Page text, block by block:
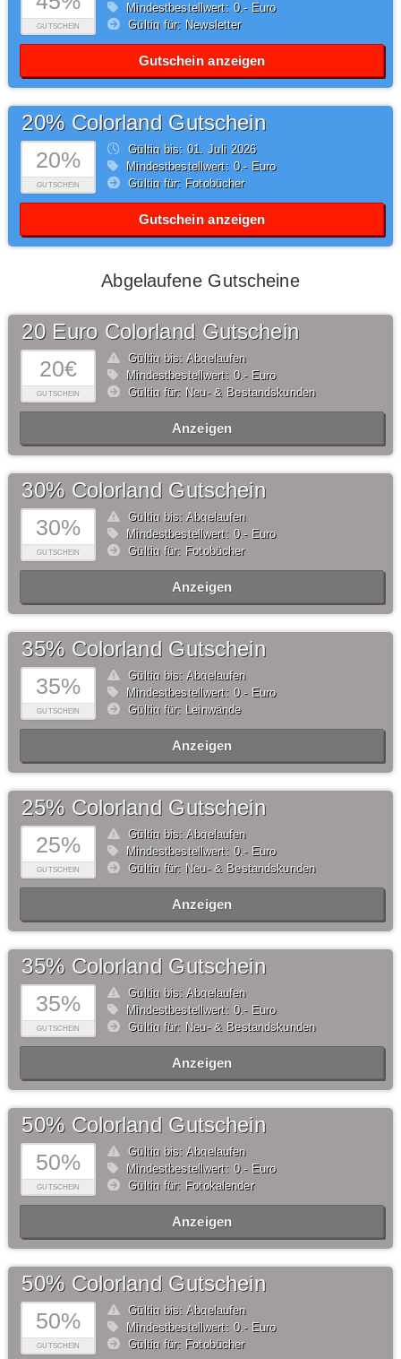
GUTSCHEIN
Mindestbestellwert: 0,- Euro
Gültig für: Newsletter
Gutschein anzeigen
20%
GUTSCHEIN
20% Colorland Gutschein
Gültig bis: 01.Juli2026
Mindestbestellwert: 0,- Euro
Gültig für: Fotobücher
Gutschein anzeigen
Abgelaufene Gutscheine
20€
GUTSCHEIN
20 Euro Colorland Gutschein
Gültig bis: Abgelaufen
Mindestbestellwert: 0,- Euro
Gültig für: Neu- & Bestandskunden
Anzeigen
30%
GUTSCHEIN
30% Colorland Gutschein
Gültig bis: Abgelaufen
Mindestbestellwert: 0,- Euro
Gültig für: Fotobücher
Anzeigen
35%
GUTSCHEIN
35% Colorland Gutschein
Gültig bis: Abgelaufen
Mindestbestellwert: 0,- Euro
Gültig für: Leinwände
Anzeigen
25%
GUTSCHEIN
25% Colorland Gutschein
Gültig bis: Abgelaufen
Mindestbestellwert: 0,- Euro
Gültig für: Neu- & Bestandskunden
Anzeigen
35%
GUTSCHEIN
35% Colorland Gutschein
Gültig bis: Abgelaufen
Mindestbestellwert: 0,- Euro
Gültig für: Neu- & Bestandskunden
Anzeigen
50%
GUTSCHEIN
50% Colorland Gutschein
Gültig bis: Abgelaufen
Mindestbestellwert: 0,- Euro
Gültig für: Fotokalender
Anzeigen
50%
GUTSCHEIN
50% Colorland Gutschein
Gültig bis: Abgelaufen
Mindestbestellwert: 0,- Euro
Gültig für: Fotobücher